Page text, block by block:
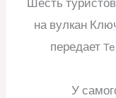
на вулкан
передает
У